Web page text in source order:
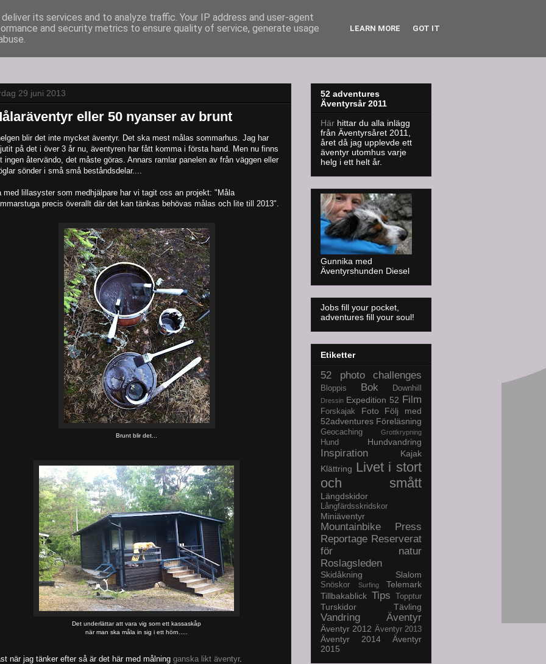
29 juni 2013
eller 50 nyanser av brunt
blir det inte mycket äventyr. Det ska mest målas sommarhus. Jag har
på det i över 3 år nu, äventyren har fått komma i första hand. Men nu finns
ingen återvändo, det måste göras. Annars ramlar panelen av från väggen eller
sönder i små små beståndsdelar....
med lillasyster som medhjälpare har vi tagit oss an projekt: "Måla
precis överallt där det kan tänkas behövas målas och lite till 2013".
Brunt blir det...
Det underlättar att vara vig som ett kassaskåp
när man ska måla in sig i ett hörn.....
när jag tänker efter så är det här med målning ganska likt äventyr.
52 adventures
Äventyrsår 2011
Här hittar du alla inlägg
från Äventyrsåret 2011,
året då jag upplevde ett
äventyr utomhus varje
helg i ett helt år.
Gunnika med
Äventyrshunden Diesel
Jobs fill your pocket,
adventures fill your soul!
Etiketter
52 photo challenges
Bloppis Bok Downhill
Dressin Expedition 52 Film
Forskajak Foto
Följ med
52adventures Föreläsning
Geocaching Grottkrypning
Hund Hundvandring
Inspiration
Kajak
Klättring Livet i stort
och smått
Längdskidor
Långfärdsskridskor
Miniäventyr
Mountainbike
Press
Reportage Reserverat
för natur
Roslagsleden
Skidåkning Slalom
Snöskor Surfing
Telemark
Tillbakablick Tips Topptur
Turskidor Tävling
Vandring Äventyr
Äventyr 2012 Äventyr 2013
Äventyr 2014
Äventyr
2015
its services and to analyze traffic. Your IP address and user-agent
and security metrics to ensure quality of service, generate usage
LEARN MORE GOT IT